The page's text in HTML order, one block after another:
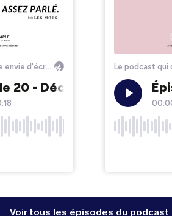
Voir tous les épisodes du podcast